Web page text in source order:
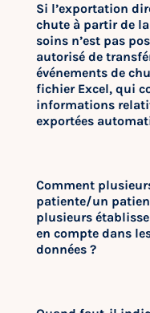
Si l’exportation
chute à partir de
soins n’est pas
autorisé de
événements de
fichier Excel, qui
informations
exportées
Comment
patiente/un
plusieurs
en compte dans
données ?